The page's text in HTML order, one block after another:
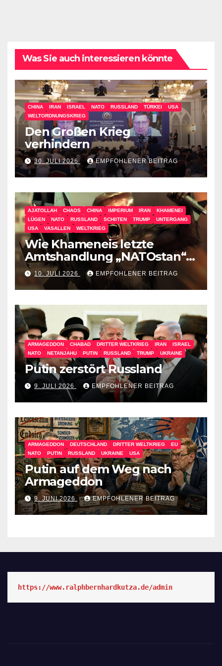
Was Sie auch interessieren könnte
CHINA IRAN ISRAEL NATO RUSSLAND TÜRKEI
USA
WELTORDNUNGSKRIEG
Den Großen Krieg
verhindern
30. JULI 2026 EMPFOHLENER BEITRAG
AJATOLLAH CHAOS CHINA IMPERIUM IRAN
KHAMENEI
LÜGEN
NATO RUSSLAND SCHIITEN TRUMP
UNTERGANG
USA
VASALLEN WELTKRIEG
Wie Khameneis letzte
Amtshandlung „NATOstan“
besiegt
10. JULI 2026 EMPFOHLENER BEITRAG
ARMAGEDDON CHABAD DRITTER WELTKRIEG IRAN
ISRAEL
NATO
NETANJAHU PUTIN RUSSLAND TRUMP UKRAINE
Putin zerstört Russland
9. JULI 2026 EMPFOHLENER BEITRAG
ARMAGEDDON DEUTSCHLAND DRITTER WELTKRIEG
EU
NATO
PUTIN RUSSLAND UKRAINE USA
Putin auf dem Weg nach
Armageddon
9. JUNI 2026 EMPFOHLENER BEITRAG
https://www.ralphbernhardkutza.de/admin